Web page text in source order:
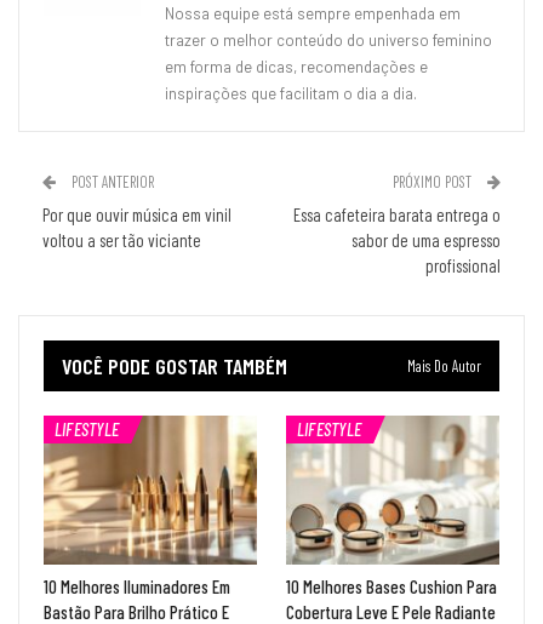
Nossa equipe está sempre empenhada em
trazer o melhor conteúdo do universo feminino
em forma de dicas, recomendações e
inspirações que facilitam o dia a dia.
POST ANTERIOR
Por que ouvir música em vinil
voltou a ser tão viciante
PRÓXIMO POST
Essa cafeteira barata entrega o
sabor de uma espresso
profissional
VOCÊ PODE GOSTAR TAMBÉM Mais Do Autor
LIFESTYLE
10 Melhores Iluminadores Em
Bastão Para Brilho Prático E
LIFESTYLE
10 Melhores Bases Cushion Para
Cobertura Leve E Pele Radiante